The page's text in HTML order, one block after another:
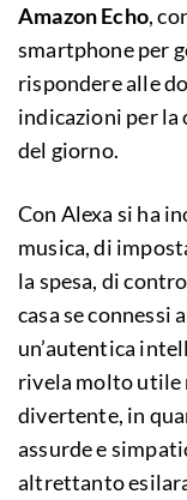
Amazon Echo,
smartphone per
rispondere alle
indicazioni per la
del giorno.
Con Alexa si ha
musica, di
la spesa, di
casa se connessi
un’autentica
rivela molto utile
divertente, in
assurde e
altrettanto